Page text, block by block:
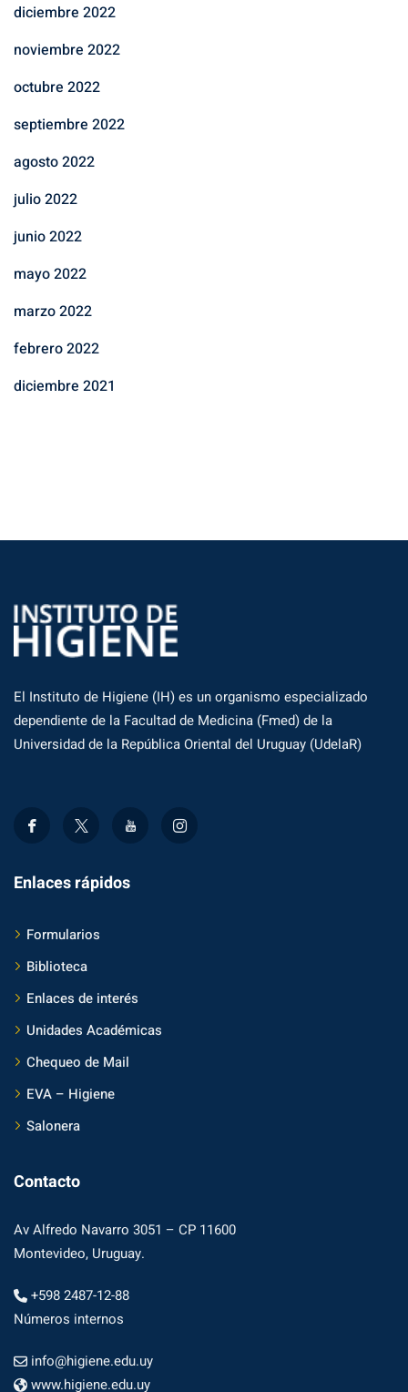
diciembre 2022
noviembre 2022
octubre 2022
septiembre 2022
agosto 2022
julio 2022
junio 2022
mayo 2022
marzo 2022
febrero 2022
diciembre 2021
El Instituto de Higiene (IH) es un organismo especializado
dependiente de la Facultad de Medicina (Fmed) de la
Universidad de la República Oriental del Uruguay (UdelaR)
Enlaces rápidos
Formularios
Biblioteca
Enlaces de interés
Unidades Académicas
Chequeo de Mail
EVA – Higiene
Salonera
Contacto
Av Alfredo Navarro 3051 – CP 11600
Montevideo, Uruguay.
+598 2487-12-88
Números internos
info@higiene.edu.uy
www.higiene.edu.uy